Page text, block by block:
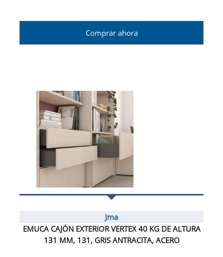
Comprar ahora
Jma
EMUCA CAJÓN EXTERIOR VERTEX 40 KG DE ALTURA
131 MM, 131, GRIS ANTRACITA, ACERO